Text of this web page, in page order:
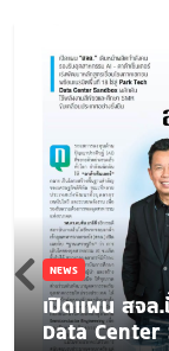
NEWS
เปิดแผน สจ
Data Center